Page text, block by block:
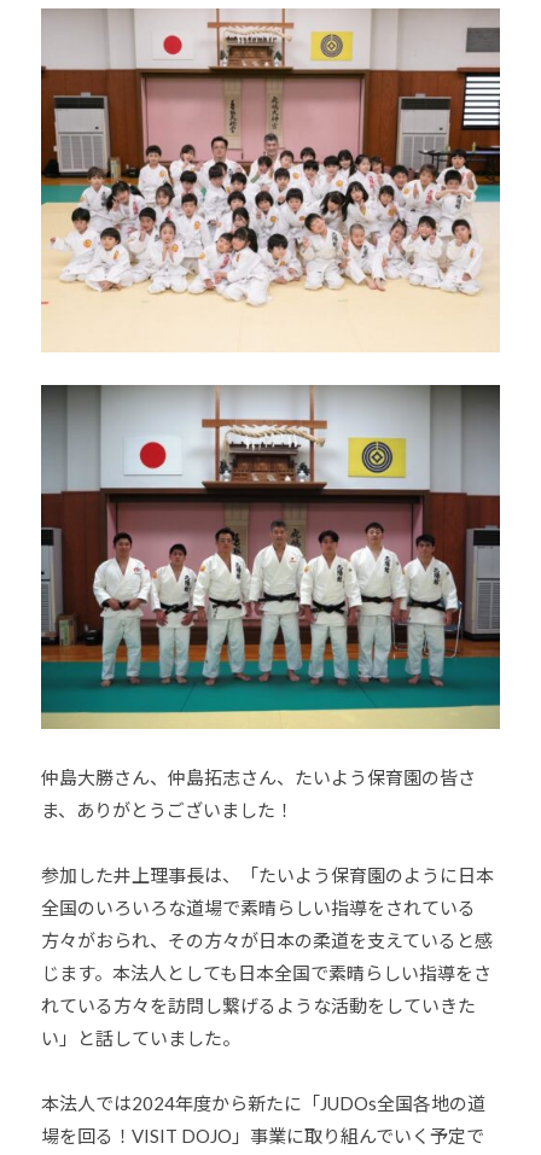
仲島大勝さん、仲島拓志さん、たいよう保育園の皆さ
ま、ありがとうございました！
参加した井上理事長は、「たいよう保育園のように日本
全国のいろいろな道場で素晴らしい指導をされている
方々がおられ、その方々が日本の柔道を支えていると感
じます。本法人としても日本全国で素晴らしい指導をさ
れている方々を訪問し繋げるような活動をしていきた
い」と話していました。
本法人では2024年度から新たに「JUDOs全国各地の道
場を回る！VISIT DOJO」事業に取り組んでいく予定で